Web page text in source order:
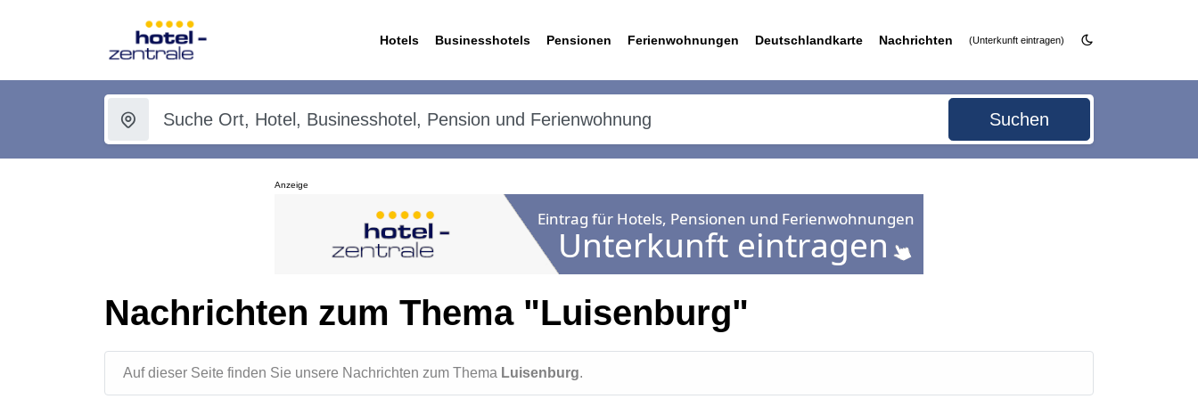
Hotels Businesshotels Pensionen Ferienwohnungen Deutschlandkarte Nachrichten (Unterkunft eintragen)
Suchen
Anzeige
Nachrichten zum Thema "Luisenburg"
Auf dieser Seite finden Sie unsere Nachrichten zum Thema Luisenburg.